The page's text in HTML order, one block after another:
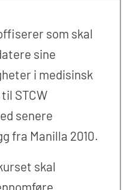
som skal
sine
i medisinsk
STCW
senere
fra Manilla 2010.
skal